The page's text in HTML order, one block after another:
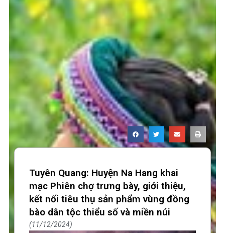
Tuyên Quang: Huyện Na Hang khai
mạc Phiên chợ trưng bày, giới thiệu,
kết nối tiêu thụ sản phẩm vùng đồng
bào dân tộc thiểu số và miền núi
11/12/2024